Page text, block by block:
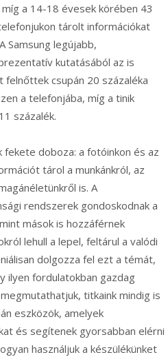
a 14-18 évesek körében 43
tárolt információkat
Samsung legújabb,
kutatásából az is
csupán 20 százaléka
a telefonjába, míg a tinik
százalék.
fekete doboza: a fotóinkon és az
tárol a munkánkról, az
is. A
rendszerek gondoskodnak a
mások is hozzáférnek
lehull a lepel, feltárul a valódi
dolgozza fel ezt a témát,
ilyen fordulatokban gazdag
titkaink mindig is
eszközök, amelyek
és segítenek gyorsabban elérni
használjuk a készülékünket